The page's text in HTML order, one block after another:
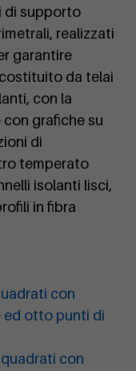
di supporto
realizzati
garantire
da telai
con la
grafiche su
di
temperato
isolanti lisci,
in fibra
con
ed otto punti di
con